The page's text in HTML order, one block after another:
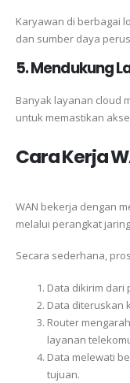
Karyawan di berbagai
dan sumber daya
5. Mendukung
Banyak layanan cloud
untuk memastikan
Cara Kerja
WAN bekerja dengan
melalui perangkat
Secara sederhana,
Data dikirim dari
Data diteruskan
Router
layanan
Data melewati
tujuan.